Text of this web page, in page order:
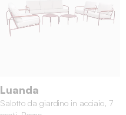
Luanda
Salotto da giardino in acciaio, 7